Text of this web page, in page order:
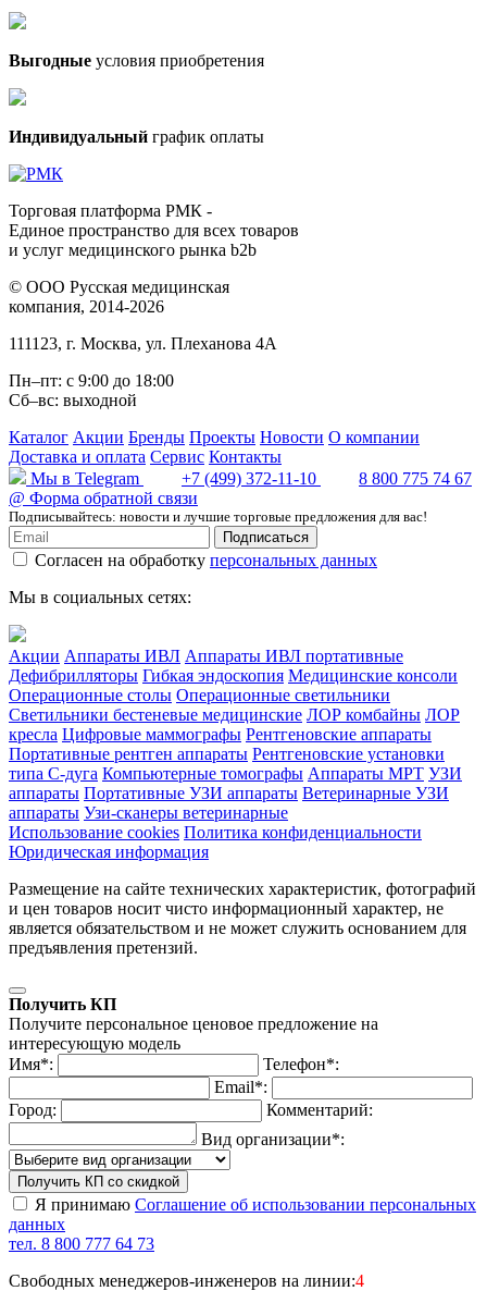
Выгодные условия приобретения
Индивидуальный график оплаты
Торговая платформа РМК -
Единое пространство для всех товаров
и услуг медицинского рынка b2b
© ООО Русская медицинская
компания, 2014-2026
111123, г. Москва, ул. Плеханова 4А
Пн–пт: с 9:00 до 18:00
Сб–вс: выходной
Каталог Акции Бренды Проекты Новости О компании
Доставка и оплата Сервис Контакты
Мы в Telegram
+7 (499) 372-11-10
8 800 775 74 67
@ Форма обратной связи
Подписывайтесь: новости и лучшие торговые предложения для вас!
Подписаться
Согласен на обработку персональных данных
Мы в социальных сетях:
Акции Аппараты ИВЛ Аппараты ИВЛ портативные
Дефибрилляторы Гибкая эндоскопия Медицинские консоли
Операционные столы Операционные светильники
Светильники бестеневые медицинские ЛОР комбайны ЛОР
кресла Цифровые маммографы Рентгеновские аппараты
Портативные рентген аппараты Рентгеновские установки
типа С-дуга Компьютерные томографы Аппараты МРТ УЗИ
аппараты Портативные УЗИ аппараты Ветеринарные УЗИ
аппараты Узи-сканеры ветеринарные
Использование cookies Политика конфиденциальности
Юридическая информация
Размещение на сайте технических характеристик, фотографий
и цен товаров носит чисто информационный характер, не
является обязательством и не может служить основанием для
предъявления претензий.
Получить КП
Получите персональное ценовое предложение на
интересующую модель
Имя*:
Телефон*:
Email*:
Город:
Комментарий:
Вид организации*:
Получить КП со скидкой
Я принимаю Соглашение об использовании персональных
данных
тел. 8 800 777 64 73
Свободных менеджеров-инженеров на линии:4